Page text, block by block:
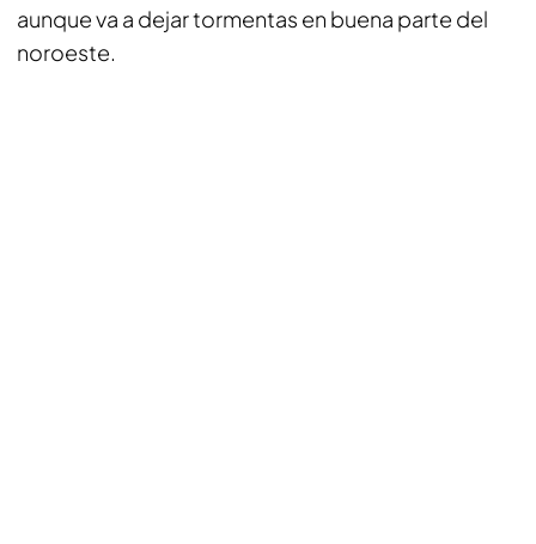
aunque va a dejar tormentas en buena parte del
noroeste.